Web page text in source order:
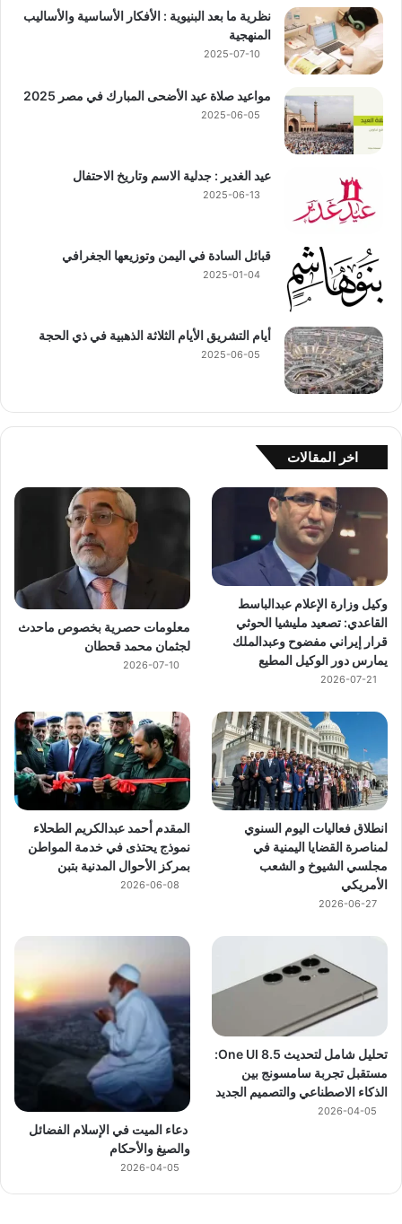
نظرية ما بعد البنيوية : الأفكار الأساسية والأساليب
المنهجية
2025-07-10
مواعيد صلاة عيد الأضحى المبارك في مصر 2025
2025-06-05
عيد الغدير : جدلية الاسم وتاريخ الاحتفال
2025-06-13
قبائل السادة في اليمن وتوزيعها الجغرافي
2025-01-04
أيام التشريق الأيام الثلاثة الذهبية في ذي الحجة
2025-06-05
اخر المقالات
وكيل وزارة الإعلام عبدالباسط
القاعدي: تصعيد مليشيا الحوثي
قرار إيراني مفضوح وعبدالملك
يمارس دور الوكيل المطيع
2026-07-21
معلومات حصرية بخصوص ماحدث
لجثمان محمد قحطان
2026-07-10
انطلاق فعاليات اليوم السنوي
لمناصرة القضايا اليمنية في
مجلسي الشيوخ و الشعب
الأمريكي
2026-06-27
المقدم أحمد عبدالكريم الطحلاء
نموذج يحتذى في خدمة المواطن
بمركز الأحوال المدنية بتبن
2026-06-08
تحليل شامل لتحديث One UI 8.5:
مستقبل تجربة سامسونج بين
الذكاء الاصطناعي والتصميم الجديد
2026-04-05
دعاء الميت في الإسلام الفضائل
والصيغ والأحكام
2026-04-05